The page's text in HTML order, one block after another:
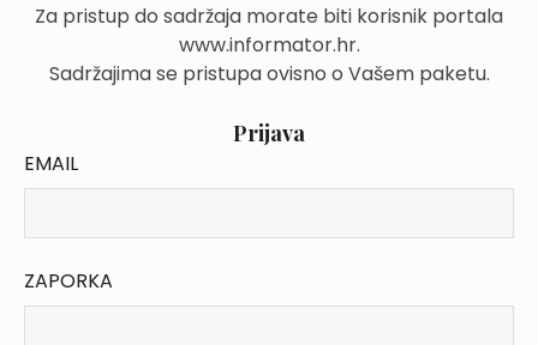
Za pristup do sadržaja morate biti korisnik portala
www.informator.hr.
Sadržajima se pristupa ovisno o Vašem paketu.
Prijava
EMAIL
ZAPORKA